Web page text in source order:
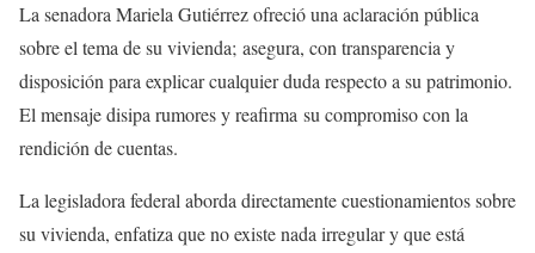
La senadora Mariela Gutiérrez ofreció una aclaración pública
sobre el tema de su vivienda; asegura, con transparencia y
disposición para explicar cualquier duda respecto a su patrimonio.
El mensaje disipa rumores y reafirma su compromiso con la
rendición de cuentas.
La legisladora federal aborda directamente cuestionamientos sobre
su vivienda, enfatiza que no existe nada irregular y que está